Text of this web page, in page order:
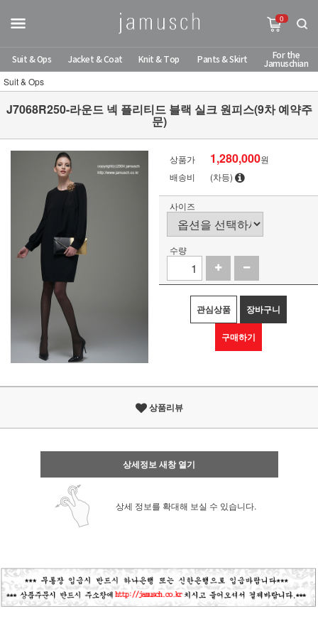
0
Suit & Ops Jacket & Coat Knit & Top Pants & Skirt
For the
Jamuschian
Suit & Ops
J7068R250-라운드 넥 플리티드 블랙 실크 원피스(9차 예약주
문)
상품가 1,280,000원
배송비
(차등)
사이즈
수량
관심상품 장바구니
구매하기
상품리뷰
상세정보 새창 열기
상세 정보를 확대해 보실 수 있습니다.